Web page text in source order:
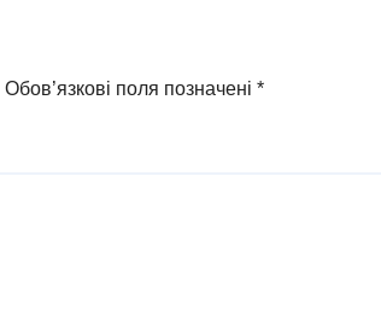
Обов’язкові поля позначені *